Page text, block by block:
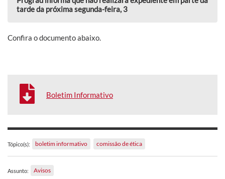
tarde da próxima segunda-feira, 3
Confira o documento abaixo.
Boletim Informativo
Tópico(s): boletim informativo comissão de ética
Assunto: Avisos